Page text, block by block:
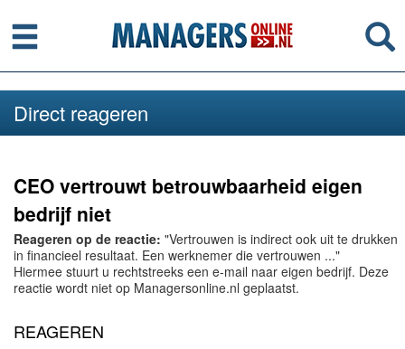
Menu
Direct reageren
CEO vertrouwt betrouwbaarheid eigen
bedrijf niet
Reageren op de reactie: "Vertrouwen is indirect ook uit te drukken
in financieel resultaat. Een werknemer die vertrouwen ..."
Hiermee stuurt u rechtstreeks een e-mail naar eigen bedrijf. Deze
reactie wordt niet op Managersonline.nl geplaatst.
REAGEREN